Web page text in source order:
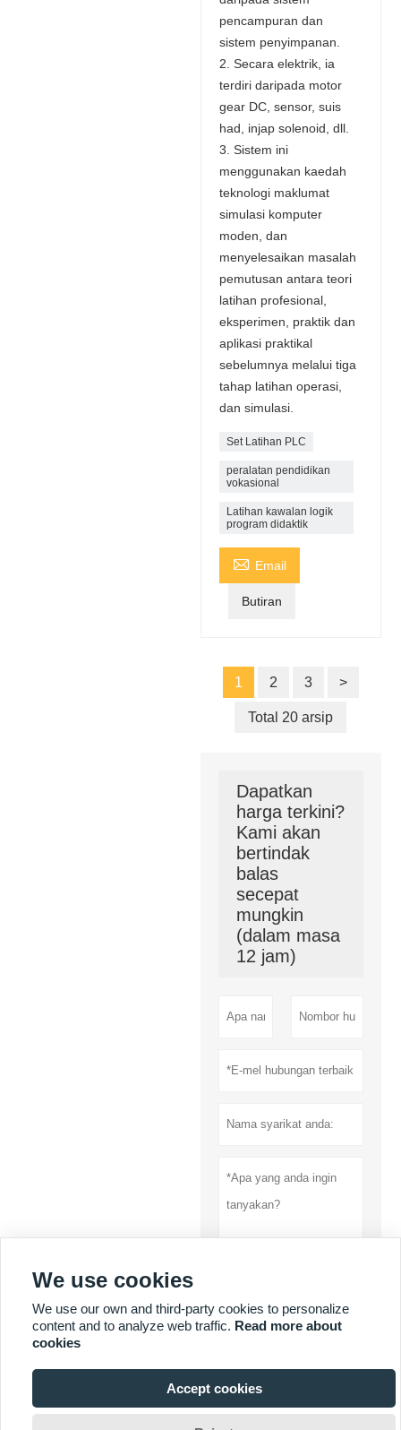

pencampuran dan
sistem penyimpanan.
2. Secara elektrik, ia
terdiri daripada motor
gear DC, sensor, suis
had, injap solenoid, dll.
3. Sistem ini
menggunakan kaedah
teknologi maklumat
simulasi komputer
moden, dan
menyelesaikan masalah
pemutusan antara teori
latihan profesional,
eksperimen, praktik dan
aplikasi praktikal
sebelumnya melalui tiga
tahap latihan operasi,
dan simulasi.
Set Latihan PLC
peralatan pendidikan
vokasional
Latihan kawalan logik
program didaktik
 Email
Butiran
1 2 3 >
Total 20 arsip
Dapatkan
harga terkini?
Kami akan
bertindak
balas
secepat
mungkin
(dalam masa
12 jam)
Menyerahkan
Dasar privasi
LEBIH BANYAK PERKHIDMATAN
We use cookies
We use our own and third-party cookies to personalize
content and to analyze web traffic. Read more about
cookies
Accept cookies